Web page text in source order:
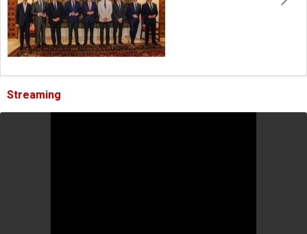
Streaming